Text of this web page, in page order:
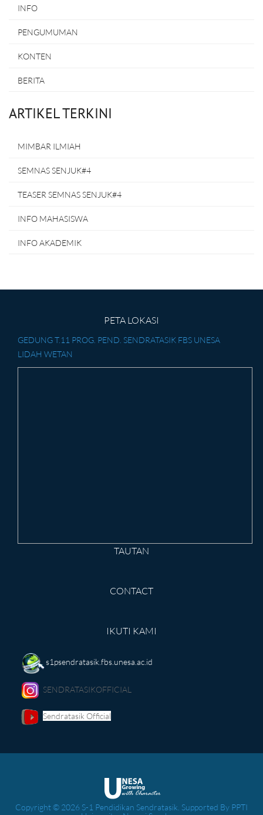
INFO
PENGUMUMAN
KONTEN
BERITA
ARTIKEL TERKINI
MIMBAR ILMIAH
SEMNAS SENJUK#4
TEASER SEMNAS SENJUK#4
INFO MAHASISWA
INFO AKADEMIK
PETA LOKASI
GEDUNG T.11 PROG. PEND. SENDRATASIK FBS UNESA
LIDAH WETAN
TAUTAN
CONTACT
IKUTI KAMI
s1psendratasik.fbs.unesa.ac.id
SENDRATASIKOFFICIAL
Sendratasik Official
Copyright © 2026 S-1 Pendidikan Sendratasik. Supported By PPTI